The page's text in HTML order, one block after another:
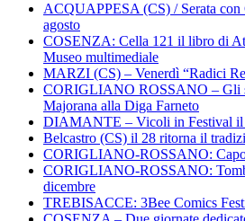
ACQUAPPESA (CS) / Serata
agosto
COSENZA: Cella 121 il libro di
Museo multimediale
MARZI (CS) – Venerdì “Radici
CORIGLIANO ROSSANO – Gli
Majorana alla Diga Farneto
DIAMANTE – Vicoli in Festival il
Belcastro (CS) il 28 ritorna il
CORIGLIANO-ROSSANO:
CORIGLIANO-ROSSANO:
dicembre
TREBISACCE: 3Bee Comics